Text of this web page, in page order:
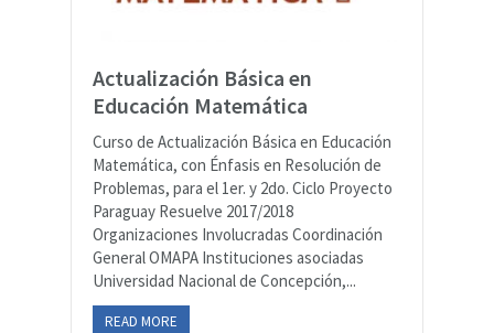
Actualización Básica en
Educación Matemática
Curso de Actualización Básica en Educación
Matemática, con Énfasis en Resolución de
Problemas, para el 1er. y 2do. Ciclo Proyecto
Paraguay Resuelve 2017/2018
Organizaciones Involucradas Coordinación
General OMAPA Instituciones asociadas
Universidad Nacional de Concepción,...
READ MORE